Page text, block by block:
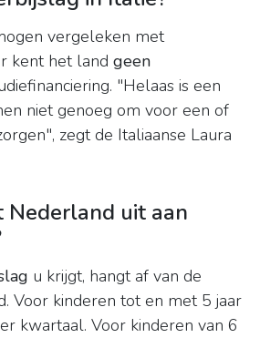
vergeleken met
kent het land geen
"Helaas is een
niet genoeg om voor een of
zegt de Italiaanse Laura
Nederland uit aan
u krijgt, hangt af van de
Voor kinderen tot en met 5 jaar
kwartaal. Voor kinderen van 6